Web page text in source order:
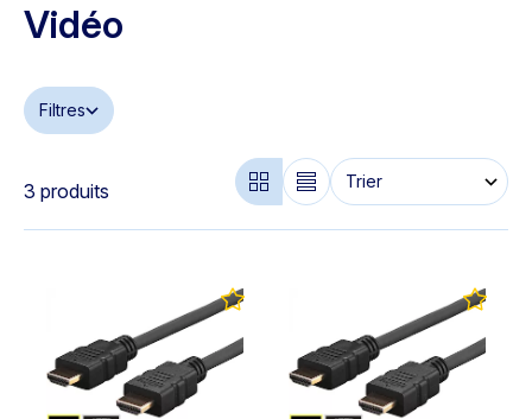
Vidéo
Filtres
3 produits